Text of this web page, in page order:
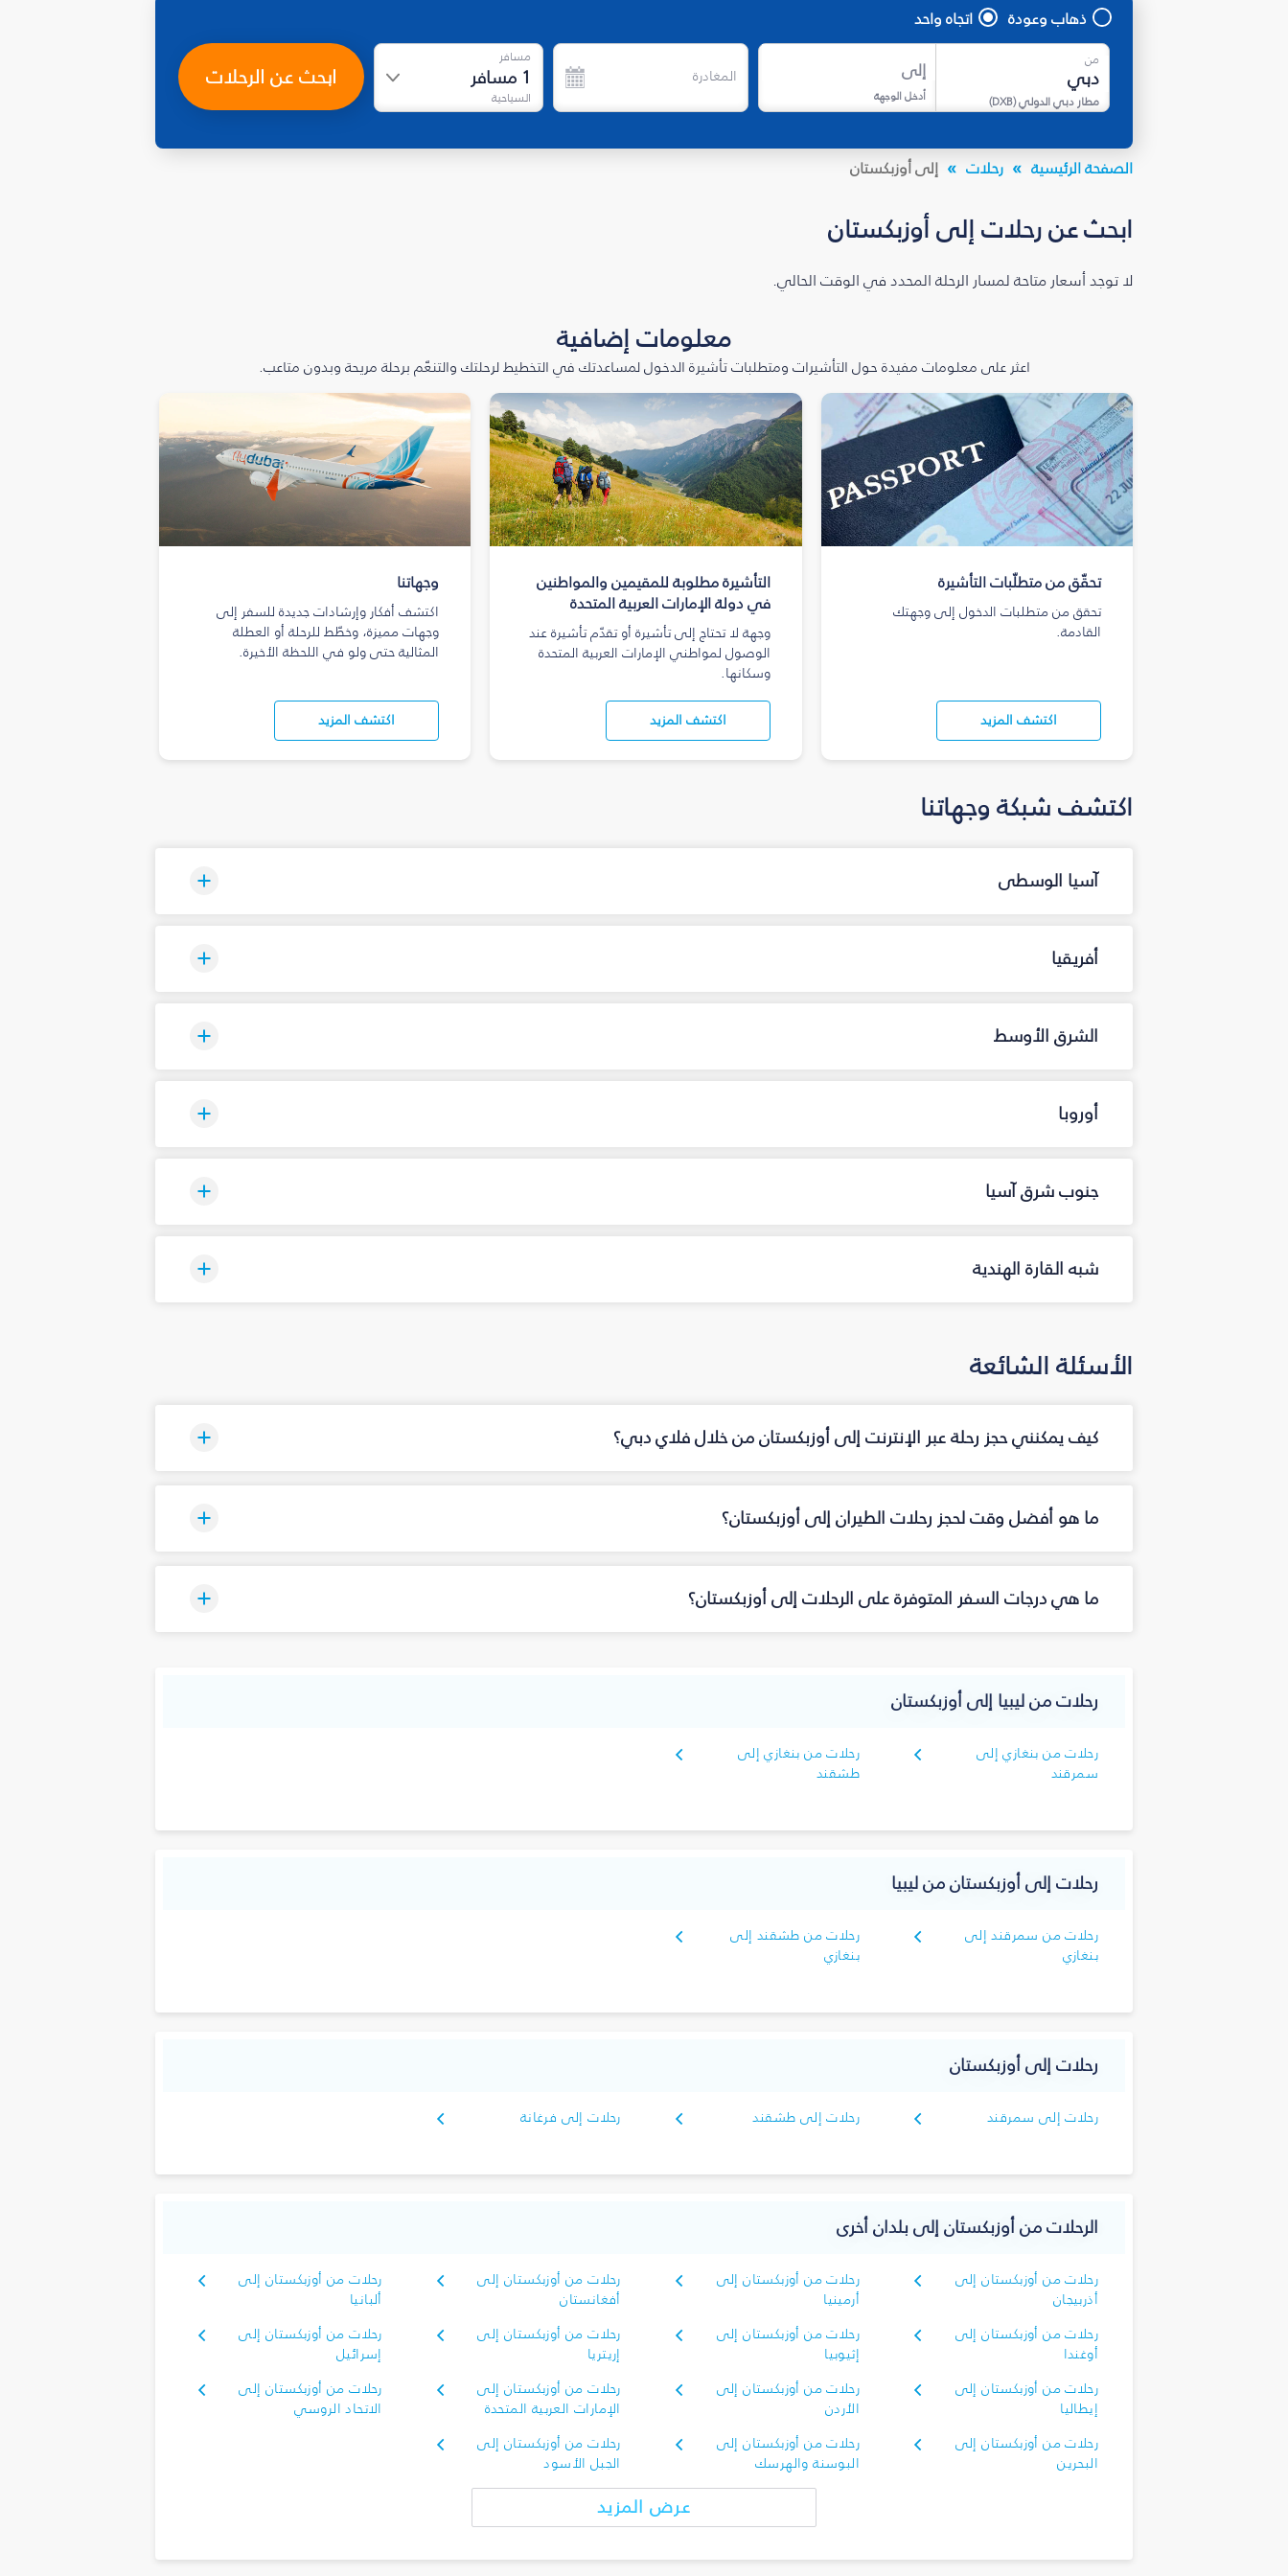
ذهاب وعودة اتجاه واحد
من
مطار دبي الدولي(
DXB
)
إلى
أدخل الوجهة
المغادرة
مسافر
1 مسافر
السياحية
ابحث عن الرحلات
الصفحة الرئيسية رحلات إلى أوزبكستان
ابحث عن رحلات إلى أوزبكستان
لا توجد أسعار متاحة لمسار الرحلة المحدد في الوقت الحالي.
معلومات إضافية
اعثر على معلومات مفيدة حول التأشيرات ومتطلبات تأشيرة الدخول لمساعدتك في التخطيط لرحلتك والتنعّم برحلة مريحة وبدون متاعب.
تحقّق من متطلّبات التأشيرة
تحقق من متطلبات الدخول إلى وجهتك
القادمة.
اكتشف المزيد
التأشيرة مطلوبة للمقيمين والمواطنين
في دولة الإمارات العربية المتحدة
وجهة لا تحتاج إلى تأشيرة أو تقدّم تأشيرة عند
الوصول لمواطني الإمارات العربية المتحدة
وسكانها.
اكتشف المزيد
وجهاتنا
اكتشف أفكار وإرشادات جديدة للسفر إلى
وجهات مميزة، وخطّط للرحلة أو العطلة
المثالية حتى ولو في اللحظة الأخيرة.
اكتشف المزيد
اكتشف شبكة وجهاتنا
آسيا الوسطى
أفريقيا
الشرق الأوسط
أوروبا
جنوب شرق آسيا
شبه القارة الهندية
الأسئلة الشائعة
كيف يمكنني حجز رحلة عبر الإنترنت إلى أوزبكستان من خلال فلاي دبي؟
ما هو أفضل وقت لحجز رحلات الطيران إلى أوزبكستان؟
ما هي درجات السفر المتوفرة على الرحلات إلى أوزبكستان؟
رحلات من ليبيا إلى أوزبكستان
رحلات من بنغازي إلى
سمرقند
رحلات من بنغازي إلى
طشقند
رحلات إلى أوزبكستان من ليبيا
رحلات من سمرقند إلى
بنغازي
رحلات من طشقند إلى
بنغازي
رحلات إلى أوزبكستان
رحلات إلى سمرقند رحلات إلى طشقند رحلات إلى فرغانة
الرحلات من أوزبكستان إلى بلدان أخرى
رحلات من أوزبكستان إلى
أذربيجان
رحلات من أوزبكستان إلى
أرمينيا
رحلات من أوزبكستان إلى
أفغانستان
رحلات من أوزبكستان إلى
ألبانيا
رحلات من أوزبكستان إلى
أوغندا
رحلات من أوزبكستان إلى
إثيوبيا
رحلات من أوزبكستان إلى
إريتريا
رحلات من أوزبكستان إلى
إسرائيل
رحلات من أوزبكستان إلى
إيطاليا
رحلات من أوزبكستان إلى
الأردن
رحلات من أوزبكستان إلى
الإمارات العربية المتحدة
رحلات من أوزبكستان إلى
الاتحاد الروسي
رحلات من أوزبكستان إلى
البحرين
رحلات من أوزبكستان إلى
البوسنة والهرسك
رحلات من أوزبكستان إلى
الجبل الأسود
عرض المزيد